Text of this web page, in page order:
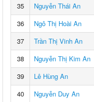
35
Nguyễn Thái An
36
Ngô Thị Hoài An
37
Trần Thị Vinh An
38
Nguyễn Thị Kim An
39
Lê Hùng An
40
Nguyễn Duy An